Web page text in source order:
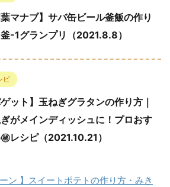
葉マナブ】サバ缶ビール釜飯の作り
-1グランプリ（2021.8.8）
ピ
ゲット】玉ねぎグラタンの作り方｜
がメインディッシュに！プロおす
レシピ（2021.10.21）
ーン 】スイートポテトの作り方・みき